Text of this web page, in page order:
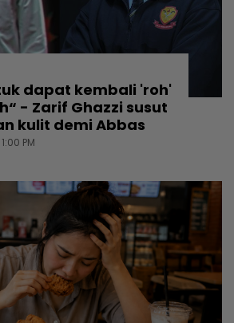
dapat kembali 'roh'
- Zarif Ghazzi susut
kulit demi Abbas
PM